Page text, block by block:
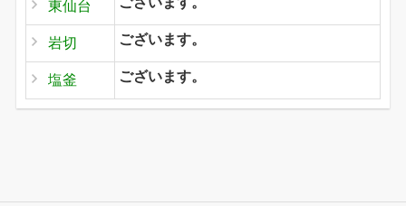
東仙台
岩切 ございます。
塩釜 ございます。